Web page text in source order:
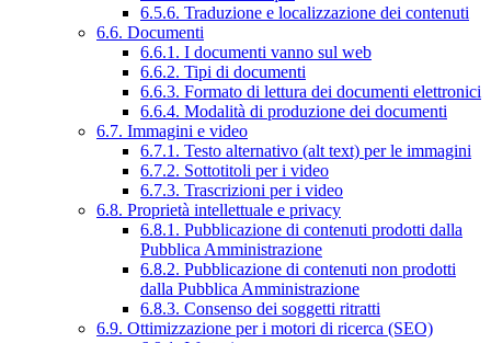
6.5.6. Traduzione e localizzazione dei contenuti
6.6. Documenti
6.6.1. I documenti vanno sul web
6.6.2. Tipi di documenti
6.6.3. Formato di lettura dei documenti elettronici
6.6.4. Modalità di produzione dei documenti
6.7. Immagini e video
6.7.1. Testo alternativo (alt text) per le immagini
6.7.2. Sottotitoli per i video
6.7.3. Trascrizioni per i video
6.8. Proprietà intellettuale e privacy
6.8.1. Pubblicazione di contenuti prodotti dalla
Pubblica Amministrazione
6.8.2. Pubblicazione di contenuti non prodotti
dalla Pubblica Amministrazione
6.8.3. Consenso dei soggetti ritratti
6.9. Ottimizzazione per i motori di ricerca (SEO)